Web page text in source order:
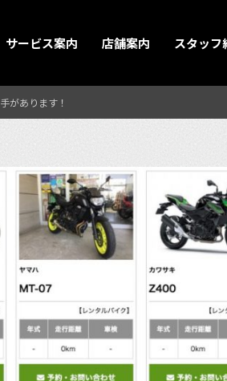
サービス案内 店舗案内 スタッフ
があります！